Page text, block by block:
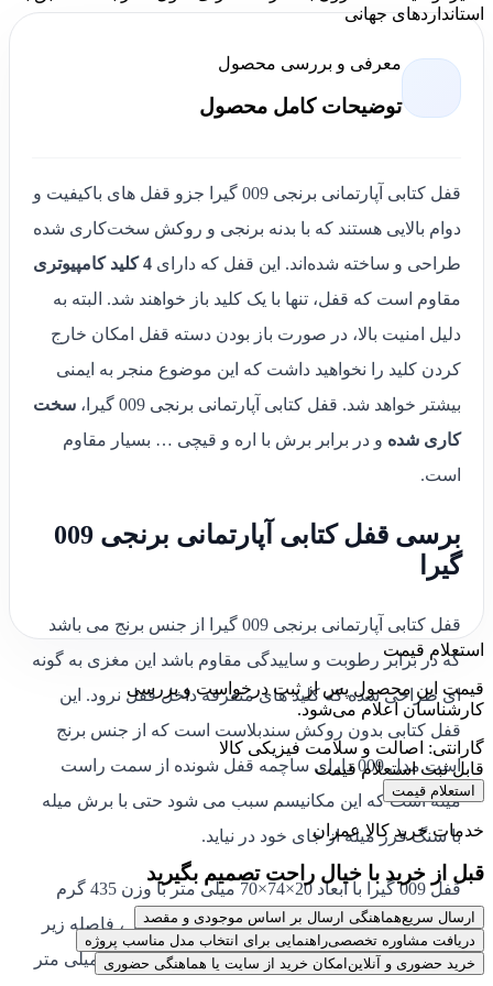
استانداردهای جهانی
معرفی و بررسی محصول
توضیحات کامل محصول
قفل کتابی آپارتمانی برنجی 009 گیرا جزو قفل‌ های باکیفیت و
دوام بالایی هستند که با بدنه برنجی و روکش سخت‌کاری شده
طراحی و ساخته شده‌اند. این قفل که دارای 4 کلید کامپیوتری
مقاوم است که قفل، تنها با یک کلید باز خواهند شد. البته به
دلیل امنیت بالا، در صورت باز بودن دسته قفل امکان خارج‌
کردن کلید را نخواهید داشت که این موضوع منجر به ایمنی
بیشتر خواهد شد. قفل کتابی آپارتمانی برنجی 009 گیرا،
سخت
کاری شده و در برابر برش با اره و قیچی … بسیار مقاوم
است.
برسی قفل کتابی آپارتمانی برنجی 009
گیرا
قفل کتابی آپارتمانی برنجی 009 گیرا از جنس برنج می باشد
که در برابر رطوبت و ساییدگی مقاوم باشد این مغزی به گونه
ای طراحی شده که کلید های متفرقه داخل قفل نرود. این
قفل کتابی بدون روکش سندبلاست است که از جنس برنج
است مدل 009 دارای ساچمه قفل شونده از سمت راست
میله است که این مکانیسم سبب می شود حتی با برش میله
با سنگ فرز میله از جای خود در نیاید.
قفل 009 گیرا با ابعاد 20×74×70 میلی متر با وزن 435 گرم
دارای پهنای قسمت قفل شونده‌ ی 34 میلی‌ متر ، فاصله زير
ميله تا بدنه قفل 25 میلی متر ، ضخامت حلقه ی 12 میلی متر
استعلام قیمت
قیمت این محصول پس از ثبت درخواست و بررسی
کارشناسان اعلام می‌شود.
گارانتی: اصالت و سلامت فیزیکی کالا
قابل ثبت استعلام قیمت
استعلام قیمت
خدمات خرید کالا عمران
قبل از خرید با خیال راحت تصمیم بگیرید
ارسال سریعهماهنگی ارسال بر اساس موجودی و مقصد
دریافت مشاوره تخصصیراهنمایی برای انتخاب مدل مناسب پروژه
خرید حضوری و آنلاین امکان خرید از سایت یا هماهنگی حضوری